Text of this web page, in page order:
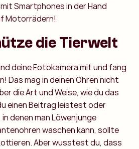
Smartphones in der Hand
Motorrädern!
die Tierwelt
deine Fotokamera mit und fang
Das mag in deinen Ohren nicht
die Art und Weise, wie du das
einen Beitrag leistest oder
denen man Löwenjunge
waschen kann, sollte
Aber wusstest du, dass